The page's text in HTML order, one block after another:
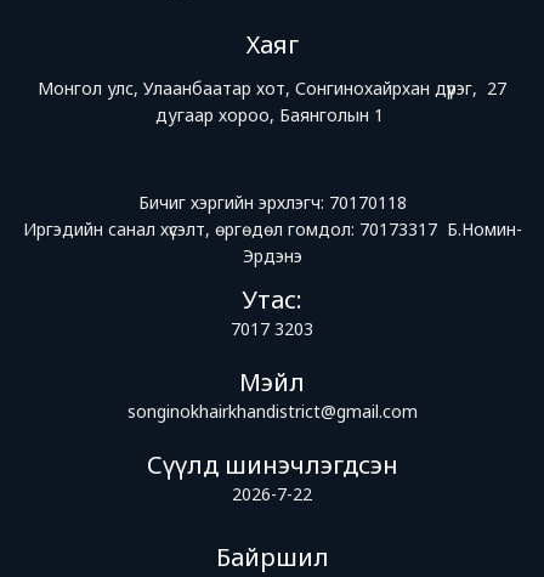
Хаяг
Монгол улс, Улаанбаатар хот, Сонгинохайрхан дүүрэг, 27
дугаар хороо, Баянголын 1
Бичиг хэргийн эрхлэгч: 70170118
Иргэдийн санал хүсэлт, өргөдөл гомдол: 70173317 Б.Номин-
Эрдэнэ
Утас:
7017 3203
Мэйл
songinokhairkhandistrict@gmail.com
Сүүлд шинэчлэгдсэн
2026-7-22
Байршил